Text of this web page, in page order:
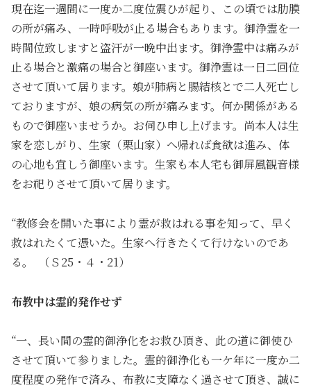
現在迄一週間に一度か二度位震ひが起り、この頃では肋膜
の所が痛み、一時呼吸が止る場合もあります。御浄霊を一
時間位致しますと盗汗が一晩中出ます。御浄霊中は痛みが
止る場合と激痛の場合と御座います。御浄霊は一日二回位
させて頂いて居ります。娘が肺病と腸結核とで二人死亡し
ておりますが、娘の病気の所が痛みます。何か関係がある
もので御座いませうか。お伺ひ申し上げます。尚本人は生
家を恋しがり、生家（栗山家）へ帰れば食欲は進み、体
の心地も宜しう御座います。生家も本人宅も御屏風観音様
をお祀りさせて頂いて居ります。
“教修会を開いた事により霊が救はれる事を知って、早く
救はれたくて憑いた。生家へ行きたくて行けないのであ
る。 （Ｓ25・４・21）
布教中は霊的発作せず
“一、長い間の霊的御浄化をお救ひ頂き、此の道に御使ひ
させて頂いて参りました。霊的御浄化も一ケ年に一度か二
度程度の発作で済み、布教に支障なく過させて頂き、誠に